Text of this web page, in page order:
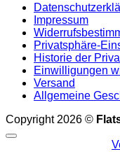
Impressum
Privatsphäre-
Historie der
Einwilligungen
Versand
Allgemeine
Copyright 2026 ©